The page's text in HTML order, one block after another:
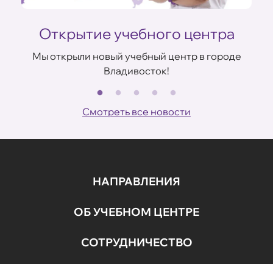
Открытие учебного центра
Мы открыли новый учебный центр в городе
Владивосток!
Смотреть все новости
НАПРАВЛЕНИЯ
ОБ УЧЕБНОМ ЦЕНТРЕ
СОТРУДНИЧЕСТВО